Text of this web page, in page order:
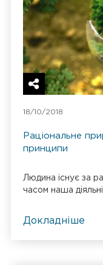
18/10/2018
Раціональне
принципи
Людина існує за
часом наша
Докладніше